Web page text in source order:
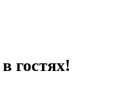
гостях!